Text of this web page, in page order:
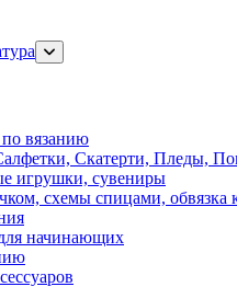
вязанию
Скатерти, Пледы,
игрушки, сувениры
схемы спицами, обвязка
начинающих